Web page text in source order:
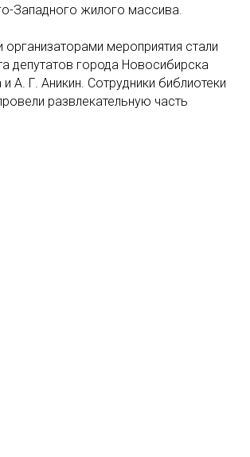
Западного жилого массива.
организаторами мероприятия стали
депутатов города Новосибирска
А. Г. Аникин. Сотрудники библиотеки
развлекательную часть